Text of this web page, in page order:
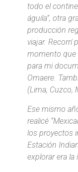
todo el
águila”, otra
producción
viajar. Recorrí
momento que
para mi
Omaere.
(Lima, Cuzco,
Ese mismo
realicé
los proyectos
Estación
explorar era la